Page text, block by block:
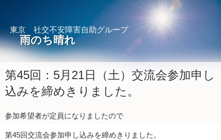
東京 社交不安障害自助グループ
雨のち晴れ
第45回：5月21日（土）交流会参加申し
込みを締めきりました。
参加希望者が定員になりましたので
第45回交流会参加申し込みを締めきりました。